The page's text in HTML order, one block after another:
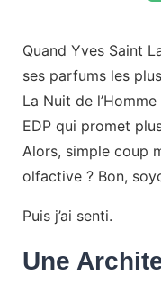
Quand Yves Saint
ses parfums les
La Nuit de
EDP qui promet
Alors, simple coup
olfactive ? Bon,
Puis j’ai senti.
Une